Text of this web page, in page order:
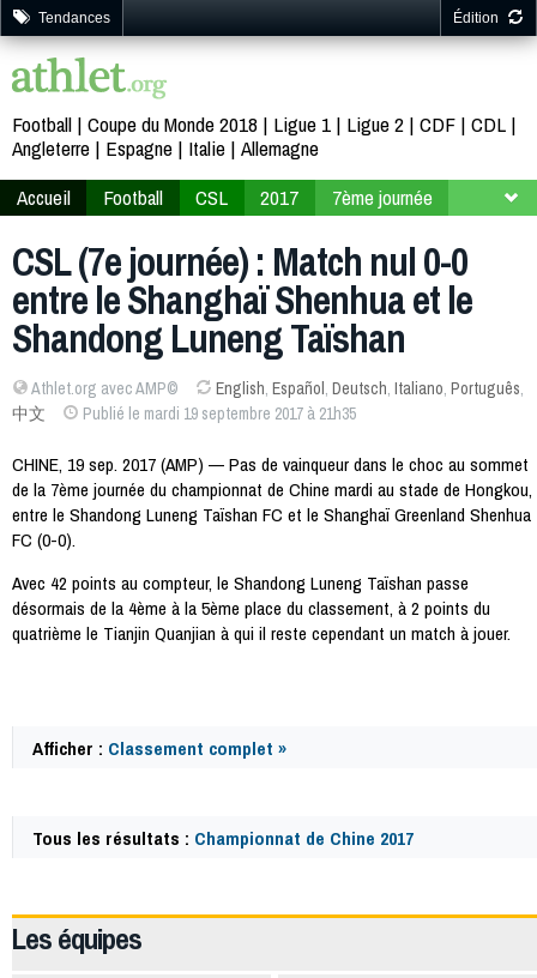
Tendances Édition
Football Coupe du Monde 2018 Ligue 1 Ligue 2 CDF CDL
Angleterre
Espagne Italie Allemagne
Accueil
Football CSL 2017 7ème journée
CSL (7e journée) : Match nul 0-0
entre le Shanghaï Shenhua et le
Shandong Luneng Taïshan
Athlet.org avec AMP© English, Español, Deutsch, Italiano, Português,
中文
Publié le mardi 19 septembre 2017 à 21h35
CHINE, 19 sep. 2017 (AMP) — Pas de vainqueur dans le choc au sommet
de la 7ème journée du championnat de Chine mardi au stade de Hongkou,
entre le Shandong Luneng Taïshan FC et le Shanghaï Greenland Shenhua
FC (0-0).
Avec 42 points au compteur, le Shandong Luneng Taïshan passe
désormais de la 4ème à la 5ème place du classement, à 2 points du
quatrième le Tianjin Quanjian à qui il reste cependant un match à jouer.
Afficher : Classement complet »
Tous les résultats : Championnat de Chine 2017
Les équipes